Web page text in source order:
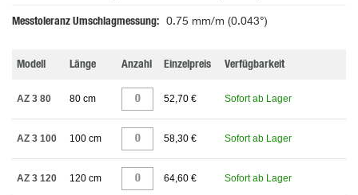
Messtoleranz Umschlagmessung 0.75 mm/m (0.043°)
Modell Länge Anzahl Einzelpreis Verfügbarkeit
AZ 3 80 80 cm 52,70 € Sofort ab Lager
AZ 3 100 100 cm 58,30 € Sofort ab Lager
AZ 3 120 120 cm 64,60 € Sofort ab Lager